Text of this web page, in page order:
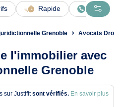
Rapide En ligne
Grenoble Avocats Droit
l'immobilier avec
Grenoble
sur Justifitsont vérifiés. En savoir plus